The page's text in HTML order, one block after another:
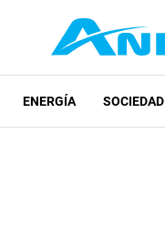
ENERGÍA SOCIEDAD